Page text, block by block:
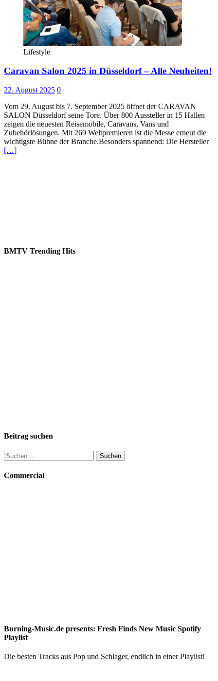
Lifestyle
Caravan Salon 2025 in Düsseldorf – Alle Neuheiten!
22. August 2025 0
Vom 29. August bis 7. September 2025 öffnet der CARAVAN
SALON Düsseldorf seine Tore. Über 800 Aussteller in 15 Hallen
zeigen die neuesten Reisemobile, Caravans, Vans und
Zubehörlösungen. Mit 269 Weltpremieren ist die Messe erneut die
wichtigste Bühne der Branche.Besonders spannend: Die Hersteller
[…]
BMTV Trending Hits
Beitrag suchen
Suchen
nach:
Commercial
Burning-Music.de presents: Fresh Finds New Music Spotify
Playlist
Die besten Tracks aus Pop und Schlager, endlich in einer Playlist!